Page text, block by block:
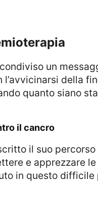
un
l’avvicinarsi della
quanto siano
il cancro
il suo percorso
e apprezzare
in questo difficile